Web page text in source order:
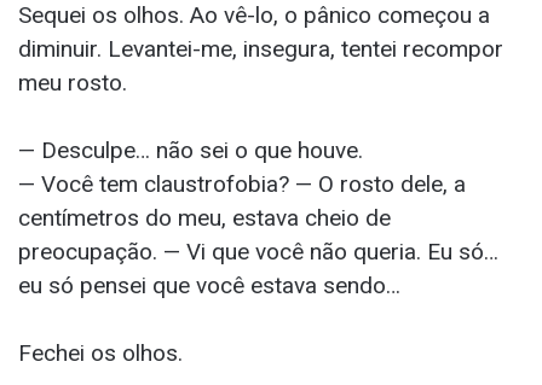
Sequei os olhos. Ao vê-lo, o pânico começou a
diminuir. Levantei-me, insegura, tentei recompor
meu rosto.
— Desculpe… não sei o que houve.
— Você tem claustrofobia? — O rosto dele, a
centímetros do meu, estava cheio de
preocupação. — Vi que você não queria. Eu só…
eu só pensei que você estava sendo…
Fechei os olhos.